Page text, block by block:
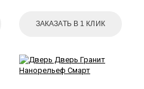
ЗАКАЗАТЬ В 1 КЛИК